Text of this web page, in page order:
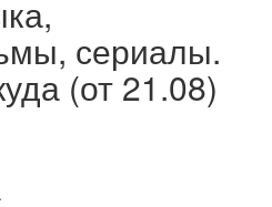
сериалы.
(от 21.08)